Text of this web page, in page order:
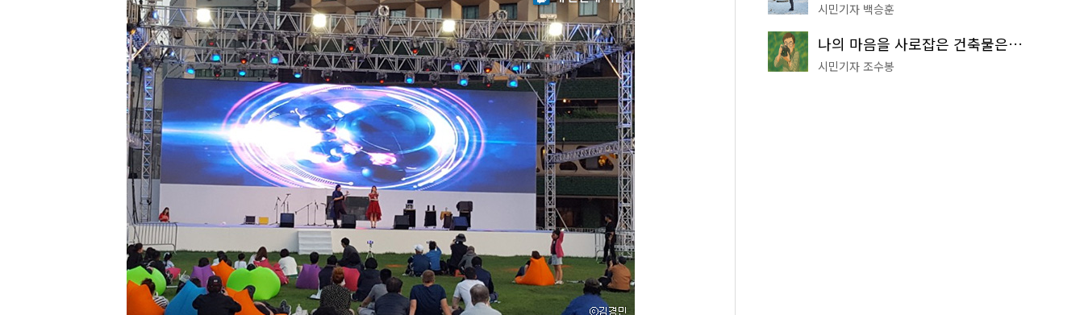
시민기자 백승훈
나의 마음을 사로잡은 건축물은? '서울시 건축상' 수상작 공개!
시민기자 조수봉